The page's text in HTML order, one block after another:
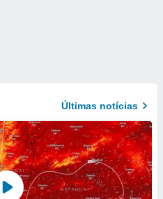
Últimas notícias